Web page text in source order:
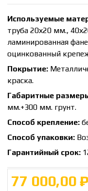
Используемые
труба 20х20 мм.,
ламинированная
оцинкованный
Покрытие:
краска.
Габаритные
мм.+300 мм. грунт.
Способ крепление:
Способ упаковки:
Гарантийный срок:
77 000,00 ₽